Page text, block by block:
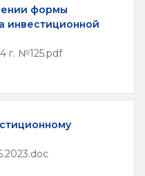
формы
инвестиционной
г. №125.pdf